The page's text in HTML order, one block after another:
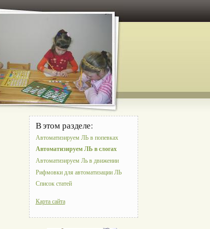
В этом разделе:
Автоматизируем ЛЬ в попевках
Автоматизируем ЛЬ в слогах
Автоматизируем Ль в движении
Рифмовки для автоматизации ЛЬ
Список статей
Карта сайта